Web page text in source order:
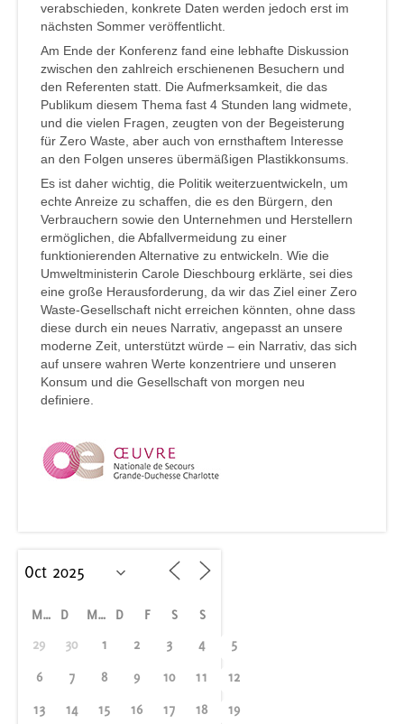
verabschieden, konkrete Daten werden jedoch erst im
nächsten Sommer veröffentlicht.
Am Ende der Konferenz fand eine lebhafte Diskussion
zwischen den zahlreich erschienenen Besuchern und
den Referenten statt. Die Aufmerksamkeit, die das
Publikum diesem Thema fast 4 Stunden lang widmete,
und die vielen Fragen, zeugten von der Begeisterung
für Zero Waste, aber auch von ernsthaftem Interesse
an den Folgen unseres übermäßigen Plastikkonsums.
Es ist daher wichtig, die Politik weiterzuentwickeln, um
echte Anreize zu schaffen, die es den Bürgern, den
Verbrauchern sowie den Unternehmen und Herstellern
ermöglichen, die Abfallvermeidung zu einer
funktionierenden Alternative zu entwickeln. Wie die
Umweltministerin Carole Dieschbourg erklärte, sei dies
eine große Herausforderung, da wir das Ziel einer Zero
Waste-Gesellschaft nicht erreichen könnten, ohne dass
diese durch ein neues Narrativ, angepasst an unsere
moderne Zeit, unterstützt würde – ein Narrativ, das sich
auf unsere wahren Werte konzentriere und unseren
Konsum und die Gesellschaft von morgen neu
definiere.
M D M D F S
S
29
30 1 2 3 4 5
6 7 8 9 10 11 12
13 14 15 16 17 18 19